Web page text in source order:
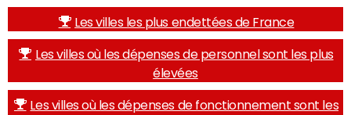
Les villes les plus endettées de France
Les villes où les dépenses de personnel sont les plus
élevées
Les villes où les dépenses de fonctionnement sont les